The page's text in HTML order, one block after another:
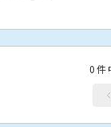
0件